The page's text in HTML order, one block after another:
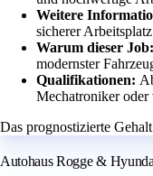
Weitere
sicherer
Warum dieser Job:
modernster
Qualifikationen:
Mechatroniker
Das prognostizierte
Autohaus Rogge &